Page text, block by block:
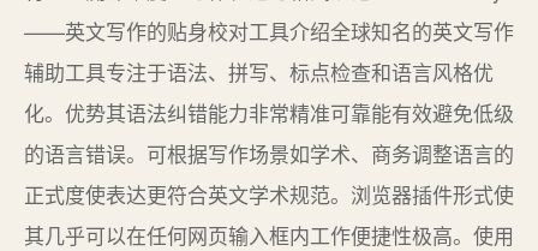
——英文写作的贴身校对工具介绍全球知名的英文写作
辅助工具专注于语法、拼写、标点检查和语言风格优
化。优势其语法纠错能力非常精准可靠能有效避免低级
的语言错误。可根据写作场景如学术、商务调整语言的
正式度使表达更符合英文学术规范。浏览器插件形式使
其几乎可以在任何网页输入框内工作便捷性极高。使用